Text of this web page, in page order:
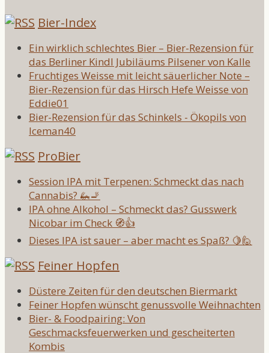
Bier-Index
Ein wirklich schlechtes Bier – Bier-Rezension für
das Berliner Kindl Jubiläums Pilsener von Kalle
Fruchtiges Weisse mit leicht säuerlicher Note –
Bier-Rezension für das Hirsch Hefe Weisse von
Eddie01
Bier-Rezension für das Schinkels - Ökopils von
Iceman40
ProBier
Session IPA mit Terpenen: Schmeckt das nach
Cannabis? 🦗🚬
IPA ohne Alkohol – Schmeckt das? Gusswerk
Nicobar im Check 🧭👍
Dieses IPA ist sauer – aber macht es Spaß? 🍋🙋
Feiner Hopfen
Düstere Zeiten für den deutschen Biermarkt
Feiner Hopfen wünscht genussvolle Weihnachten
Bier- & Foodpairing: Von
Geschmacksfeuerwerken und gescheiterten
Kombis